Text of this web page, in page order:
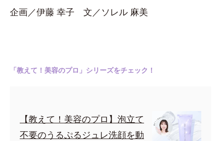
企画／伊藤 幸子 文／ソレル 麻美
「教えて！美容のプロ」シリーズをチェック！
【教えて！美容のプロ】泡立て
不要のうるぷるジュレ洗顔を動